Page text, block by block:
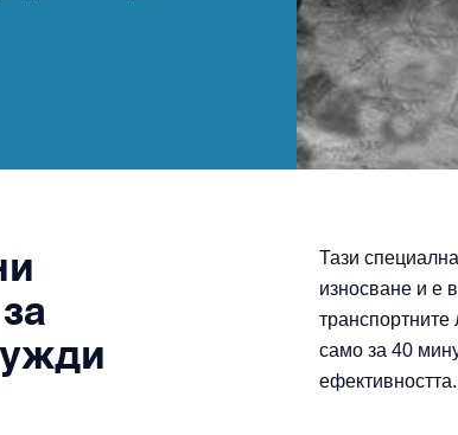
Тази
износване и е
само за 40
ефективността.